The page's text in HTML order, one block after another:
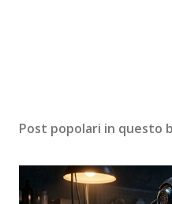
Post popolari in questo